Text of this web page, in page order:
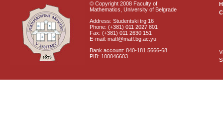
© Copyright 2008 Faculty of
Mathematics, University of Belgrade
Address: Studentski trg 16
Phone: (+381) 011 2027 801
Fax: (+381) 011 2630 151
E-mail: matf@matf.bg.ac.yu
Bank account: 840-181 5666-68
PIB: 100046603